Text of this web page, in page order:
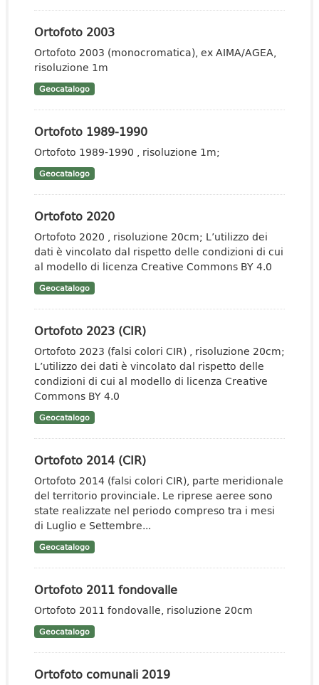
Ortofoto 2003
Ortofoto 2003 (monocromatica), ex AIMA/AGEA,
risoluzione 1m
Geocatalogo
Ortofoto 1989-1990
Ortofoto 1989-1990 , risoluzione 1m;
Geocatalogo
Ortofoto 2020
Ortofoto 2020 , risoluzione 20cm; L’utilizzo dei
dati è vincolato dal rispetto delle condizioni di cui
al modello di licenza Creative Commons BY 4.0
Geocatalogo
Ortofoto 2023 (CIR)
Ortofoto 2023 (falsi colori CIR) , risoluzione 20cm;
L’utilizzo dei dati è vincolato dal rispetto delle
condizioni di cui al modello di licenza Creative
Commons BY 4.0
Geocatalogo
Ortofoto 2014 (CIR)
Ortofoto 2014 (falsi colori CIR), parte meridionale
del territorio provinciale. Le riprese aeree sono
state realizzate nel periodo compreso tra i mesi
di Luglio e Settembre...
Geocatalogo
Ortofoto 2011 fondovalle
Ortofoto 2011 fondovalle, risoluzione 20cm
Geocatalogo
Ortofoto comunali 2019